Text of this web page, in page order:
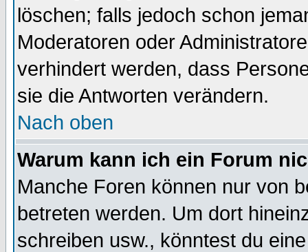
löschen; falls jedoch schon
Moderatoren oder
verhindert werden, dass
sie die Antworten verändern.
Nach oben
Warum kann ich ein Forum
Manche Foren können nur von
betreten werden. Um dort
schreiben usw., könntest du